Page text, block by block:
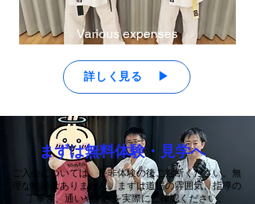
Various expenses
詳しく見る ▶
まずは無料体験・見学へ
ご入会については、是非体験の後ご判断ください。無
理な勧誘はありません。まずは道場の雰囲気、指導の
丁寧さ、通いやすさを実際にご確認ください。